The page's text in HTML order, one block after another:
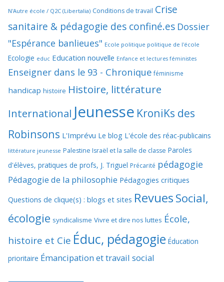
N'Autre école / Q2C (Libertalia) Conditions de travail Crise
sanitaire & pédagogie des confiné.es Dossier
"Espérance banlieues" Ecole politique politique de l'école
Ecologie educ Education nouvelle Enfance et lectures féministes
Enseigner dans le 93 - Chronique féminisme
handicap histoire Histoire, littérature
International Jeunesse KroniKs des
Robinsons L'Imprévu Le blog L'école des réac-publicains
littérature jeunesse Palestine Israël et la salle de classe Paroles
d'élèves, pratiques de profs, J. Triguel Précarité pédagogie
Pédagogie de la philosophie Pédagogies critiques
Questions de clique(s) : blogs et sites RevuesSocial,
écologie syndicalisme Vivre et dire nos luttes École,
histoire et Cie Éduc, pédagogie Éducation
prioritaire Émancipation et travail social